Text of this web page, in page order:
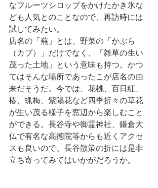
なフルーツシロップをかけたかき氷な
ども人気とのことなので、再訪時には
試してみたい。
店名の「蕪」とは、野菜の「かぶら
（カブ）」だけでなく、「雑草の生い
茂った土地」という意味も持つ。かつ
てはそんな場所であったこが店名の由
来だそうだ。今では、花桃、百日紅、
椿、蝋梅、紫陽花など四季折々の草花
が生い茂る様子を窓辺から楽しむこと
ができる。長谷寺や御霊神社、鎌倉大
仏で有名な高徳院等からも近くアクセ
スも良いので、長谷散策の折には是非
立ち寄ってみてはいかがだろうか。